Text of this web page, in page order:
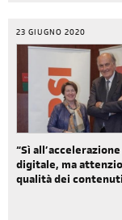
23 GIUGNO 2020
“Sì
digitale, ma
qualità dei